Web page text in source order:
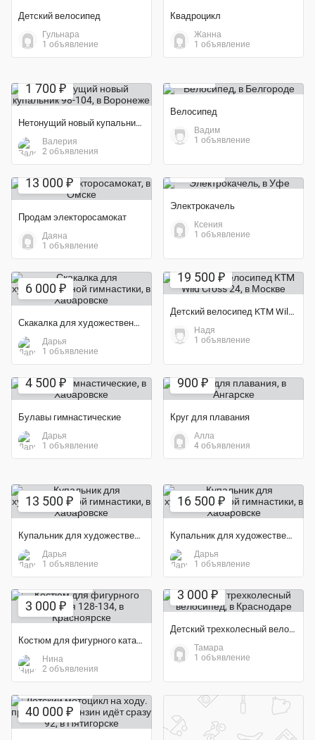
Детский велосипед
Гульнара
1 объявление
Квадроцикл
Жанна
1 объявление
1 700 ₽
Нетонущий новый купальник 98-104
Валерия
2 объявления
Экономия 58%
Велосипед
Вадим
1 объявление
13 000 ₽
Продам электоросамокат
Даяна
1 объявление
Электрокачель
Ксения
1 объявление
6 000 ₽
Скакалка для художественной гимнастики
Дарья
1 объявление
19 500 ₽
Детский велосипед KTM Wild Cross 24
Надя
1 объявление
4 500 ₽
Булавы гимнастические
Дарья
1 объявление
900 ₽
Круг для плавания
Алла
4 объявления
13 500 ₽
Купальник для художественной гимнастики
Дарья
1 объявление
16 500 ₽
Купальник для художественной гимнастики
Дарья
1 объявление
3 000 ₽
Костюм для фигурного катания 128-134
Нина
2 объявления
3 000 ₽
Детский трехколесный велосипед
Тамара
1 объявление
40 000 ₽